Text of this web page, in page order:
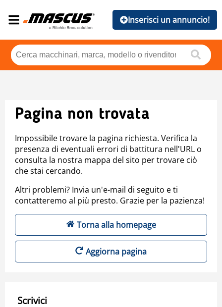
Inserisci un annuncio!
Pagina non trovata
Impossibile trovare la pagina richiesta. Verifica la
presenza di eventuali errori di battitura nell'URL o
consulta la nostra mappa del sito per trovare ciò
che stai cercando.
Altri problemi? Invia un'e-mail di seguito e ti
contatteremo al più presto. Grazie per la pazienza!
Torna alla homepage
Aggiorna pagina
Scrivici